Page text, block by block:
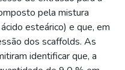
pela mistura
esteárico) e que, em
dos scaffolds. As
identificar que, a